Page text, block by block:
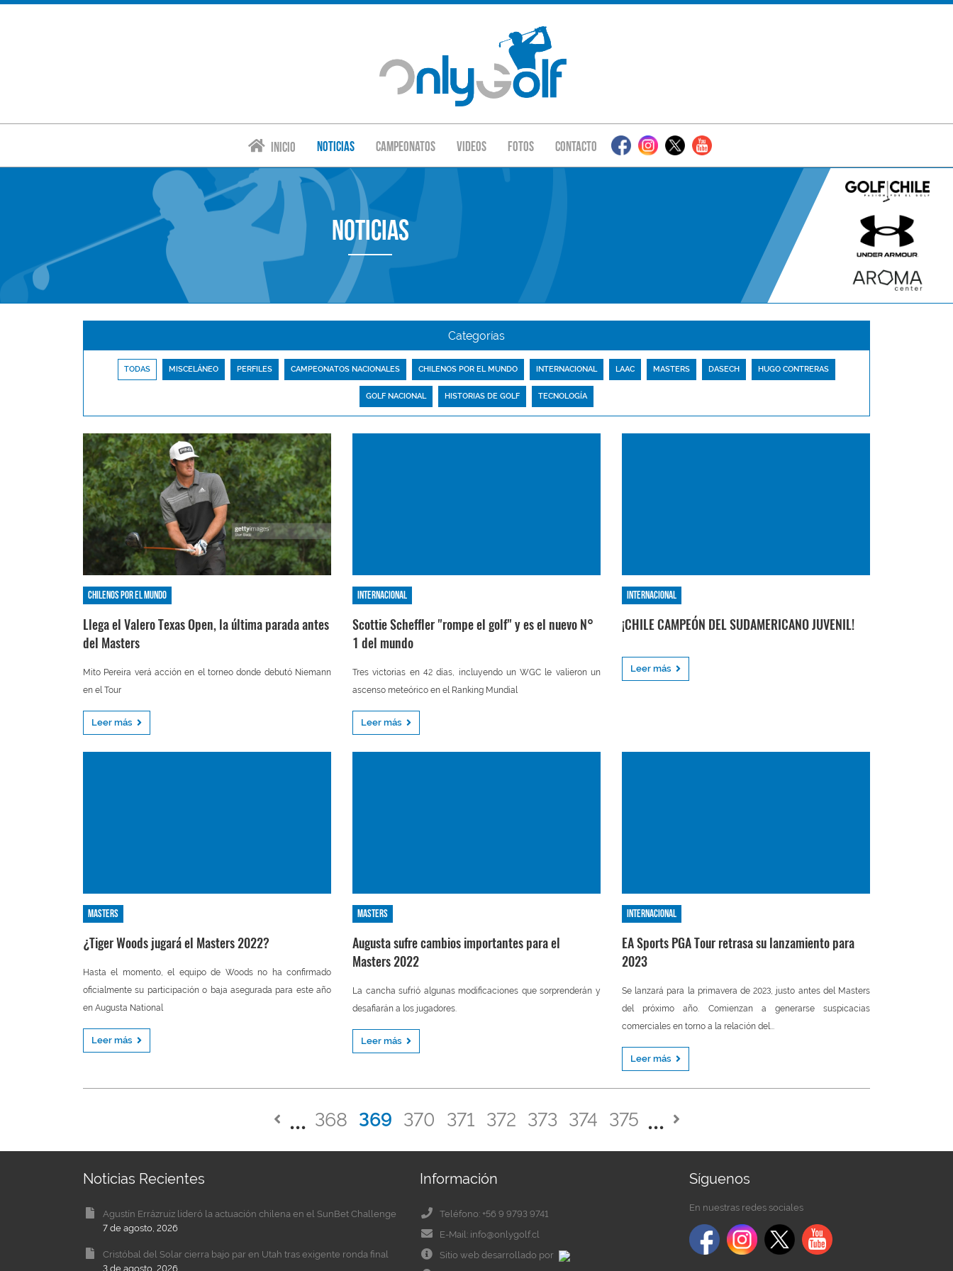
Inicio Noticias Campeonatos Videos Fotos Contacto
Noticias
Categorías
TODAS MISCELÁNEO PERFILES CAMPEONATOS NACIONALES CHILENOS POR EL MUNDO INTERNACIONAL LAAC MASTERS DASECH HUGO CONTRERAS
GOLF NACIONAL HISTORIAS DE GOLF TECNOLOGÍA
Chilenos por el mundo
Llega el Valero Texas Open, la última parada antes
del Masters
Mito Pereira verá acción en el torneo donde debutó Niemann
en el Tour
Leer más
Internacional
Scottie Scheffler "rompe el golf" y es el nuevo N°
1 del mundo
Tres victorias en 42 días, incluyendo un WGC le valieron un
ascenso meteórico en el Ranking Mundial
Leer más
Internacional
¡CHILE CAMPEÓN DEL SUDAMERICANO JUVENIL!
Leer más
Masters
¿Tiger Woods jugará el Masters 2022?
Hasta el momento, el equipo de Woods no ha confirmado
oficialmente su participación o baja asegurada para este año
en Augusta National
Leer más
Masters
Augusta sufre cambios importantes para el
Masters 2022
La cancha sufrió algunas modificaciones que sorprenderán y
desafiarán a los jugadores.
Leer más
Internacional
EA Sports PGA Tour retrasa su lanzamiento para
2023
Se lanzará para la primavera de 2023, justo antes del Masters
del próximo año. Comienzan a generarse suspicacias
comerciales en torno a la relación del...
Leer más
368 369 370 371 372 373 374 375
Noticias Recientes
Agustín Errázruiz lideró la actuación chilena en el SunBet Challenge
7 de agosto, 2026
Cristóbal del Solar cierra bajo par en Utah tras exigente ronda final
3 de agosto, 2026
Información
Teléfono: +56 9 9793 9741
E-Mail: info@onlygolf.cl
Sitio web desarrollado por
Síguenos
En nuestras redes sociales